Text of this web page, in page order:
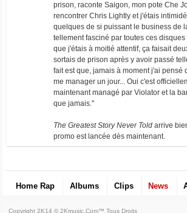
prison, raconte Saigon, mon pote Che
rencontrer Chris Lightly et j'étais
quelques de si puissant le business de
tellement fasciné par toutes ces
que j'étais à moitié attentif, ça faisait
sortais de prison après y avoir passé
fait est que, jamais à moment j'ai pensé
me manager un jour... Oui c'est
maintenant managé par Violator et la
que jamais."
The Greatest Story Never Toldarrive
promo est lancée dès maintenant.
Home Rap Albums Clips News
Copyright 2K14 © 2Kmusic.com™Tous Droits